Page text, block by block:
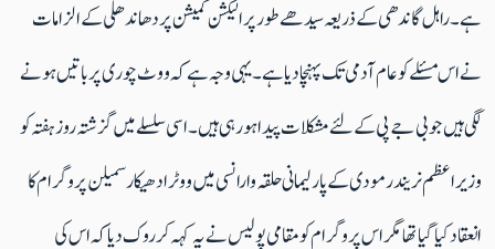
ہے ۔راہل گاندھی کے ذریعہ سیدھے طور پر الیکشن کمیشن پر دھاندھلی کے الزامات
نے اس مسئلے کو عام آدمی تک پہنچا دیا ہے ۔یہی وجہ ہے کہ ووٹ چوری پر باتیں ہونے
لگی ہیں جو بی جے پی کے لئے مشکلات پیدا ہو رہی ہیں۔ اسی سلسلے میں گزشتہ روز ہفتہ کو
وزیر اعظم نریندر مودی کے پارلیمانی حلقہ وارانسی میں ووٹر ادھیکار سمیلن پروگرام کا
انعقاد کیا گیا تھا مگر اس پروگرام کو مقامی پولیس نے یہ کہہ کر روک دیا کہ اس کی